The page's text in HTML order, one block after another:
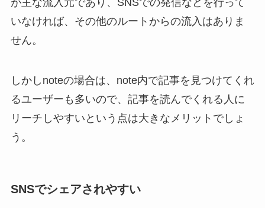
いなければ、その他のルートからの流入はありま
せん。
しかしnoteの場合は、note内で記事を見つけてくれ
るユーザーも多いので、記事を読んでくれる人に
リーチしやすいという点は大きなメリットでしょ
う。
SNSでシェアされやすい